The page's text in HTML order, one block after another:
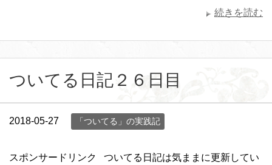
続きを読む
ついてる日記２６日目
2018-05-27 「ついてる」の実践記
スポンサードリンク ついてる日記は気ままに更新してい